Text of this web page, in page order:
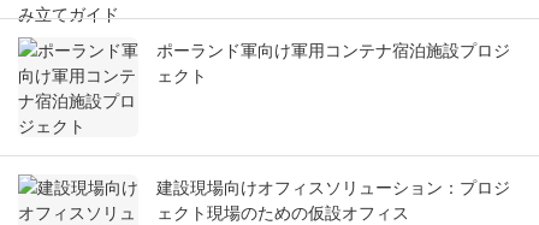
ポーランド軍向け軍用コンテナ宿泊施設プロジ
ェクト
建設現場向けオフィスソリューション：プロジ
ェクト現場のための仮設オフィス